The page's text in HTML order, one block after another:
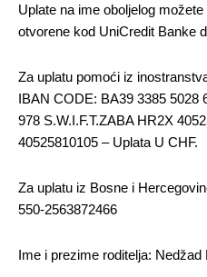
Uplate na ime oboljelog
otvorene kod UniCredit Banke
Za uplatu pomoći iz
IBAN CODE: BA39 3385 5028
978 S.W.I.F.T.ZABA HR2X
40525810105 – Uplata U CHF.
Za uplatu iz Bosne i
550-2563872466
Ime i prezime roditelja: Nedžad